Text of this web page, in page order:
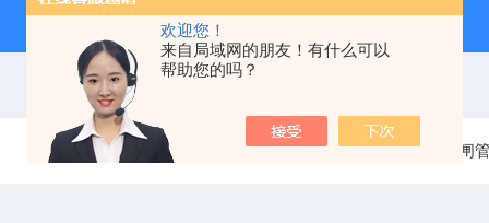
欢迎您！
来自局域网的朋友！有什么可以
帮助您的吗？
当前位置： 首页 产品中心 分立半导体模块 晶闸